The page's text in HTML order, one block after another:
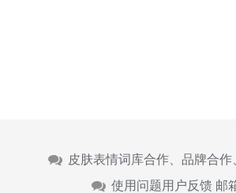
皮肤表情词库合作、品牌合
使用问题用户反馈 邮